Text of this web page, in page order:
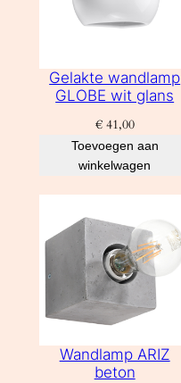
Gelakte wandlamp
GLOBE wit glans
€41,00
Toevoegen aan
winkelwagen
Wandlamp ARIZ
beton